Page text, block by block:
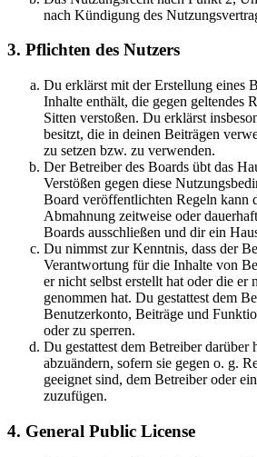
nach Kündigung des
3. Pflichten des Nutzers
Du erklärst mit der Erstellung eines
Inhalte enthält, die gegen geltendes
Sitten verstoßen. Du erklärst
besitzt, die in deinen Beiträgen
zu setzen bzw. zu verwenden.
Der Betreiber des Boards übt das
Verstößen gegen diese
Board veröffentlichten Regeln kann
Abmahnung zeitweise oder
Boards ausschließen und dir ein
Du nimmst zur Kenntnis, dass der
Verantwortung für die Inhalte von
er nicht selbst erstellt hat oder die er
genommen hat. Du gestattest dem
Benutzerkonto, Beiträge und
oder zu sperren.
Du gestattest dem Betreiber darüber
abzuändern, sofern sie gegen o. g.
geeignet sind, dem Betreiber oder
zuzufügen.
4. General Public License